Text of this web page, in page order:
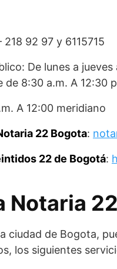
92 97 y 6115715
De lunes a
de 8:30 a.m. A 12:30
A 12:00 meridiano
22 Bogota:
22 de Bogotá:
Notaria
ciudad de Bogota,
los siguientes